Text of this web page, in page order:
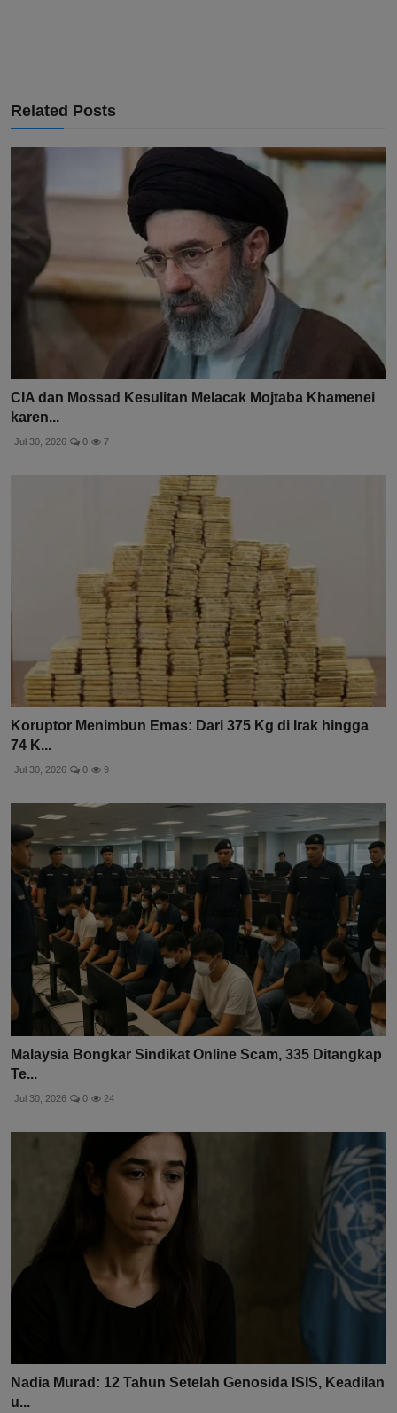
Related Posts
CIA dan Mossad Kesulitan Melacak Mojtaba Khamenei
karen...
Jul 30, 2026 0 7
Koruptor Menimbun Emas: Dari 375 Kg di Irak hingga
74 K...
Jul 30, 2026 0 9
Malaysia Bongkar Sindikat Online Scam, 335 Ditangkap
Te...
Jul 30, 2026 0 24
Nadia Murad: 12 Tahun Setelah Genosida ISIS, Keadilan
u...